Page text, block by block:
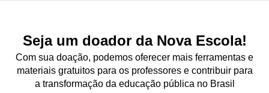
Seja um doador da Nova Escola!
Com sua doação, podemos oferecer mais ferramentas e
materiais gratuitos para os professores e contribuir para
a transformação da educação pública no Brasil